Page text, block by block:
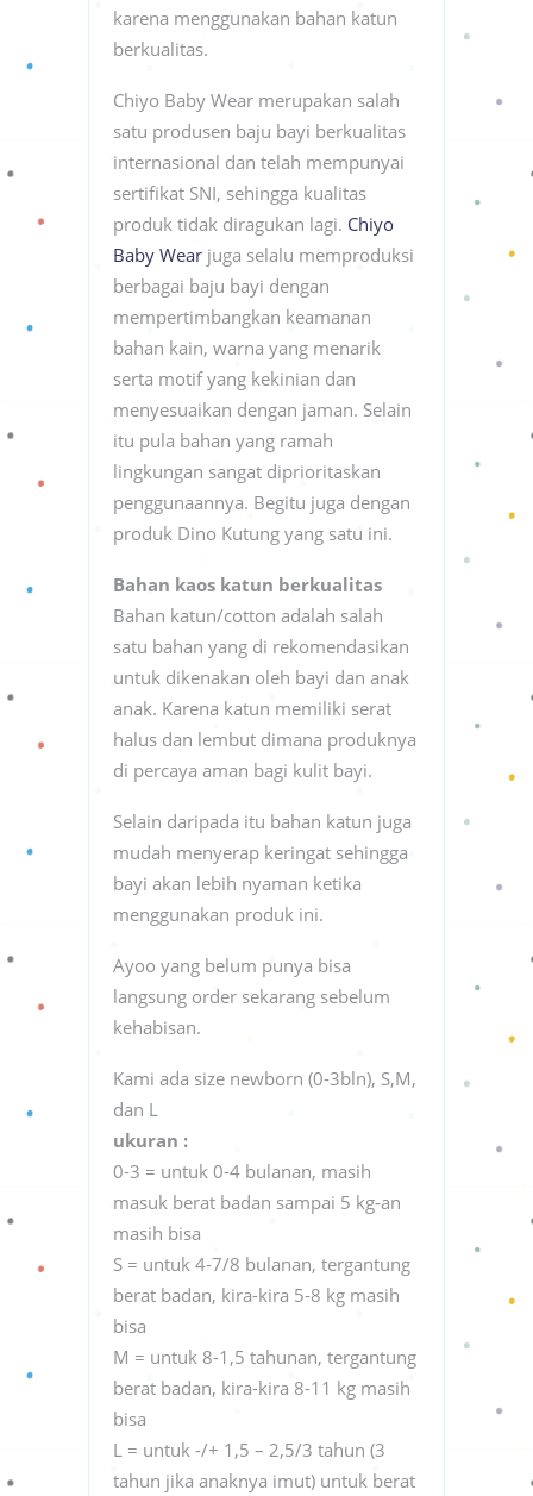
karena menggunakan bahan katun
berkualitas.
Chiyo Baby Wear merupakan salah
satu produsen baju bayi berkualitas
internasional dan telah mempunyai
sertifikat SNI, sehingga kualitas
produk tidak diragukan lagi. Chiyo
Baby Wear juga selalu memproduksi
berbagai baju bayi dengan
mempertimbangkan keamanan
bahan kain, warna yang menarik
serta motif yang kekinian dan
menyesuaikan dengan jaman. Selain
itu pula bahan yang ramah
lingkungan sangat diprioritaskan
penggunaannya. Begitu juga dengan
produk Dino Kutung yang satu ini.
Bahan kaos katun berkualitas
Bahan katun/cotton adalah salah
satu bahan yang di rekomendasikan
untuk dikenakan oleh bayi dan anak
anak. Karena katun memiliki serat
halus dan lembut dimana produknya
di percaya aman bagi kulit bayi.
Selain daripada itu bahan katun juga
mudah menyerap keringat sehingga
bayi akan lebih nyaman ketika
menggunakan produk ini.
Ayoo yang belum punya bisa
langsung order sekarang sebelum
kehabisan.
Kami ada size newborn (0-3bln), S,M,
dan L
ukuran :
0-3 = untuk 0-4 bulanan, masih
masuk berat badan sampai 5 kg-an
masih bisa
S = untuk 4-7/8 bulanan, tergantung
berat badan, kira-kira 5-8 kg masih
bisa
M = untuk 8-1,5 tahunan, tergantung
berat badan, kira-kira 8-11 kg masih
bisa
L = untuk -/+ 1,5 – 2,5/3 tahun (3
tahun jika anaknya imut) untuk berat